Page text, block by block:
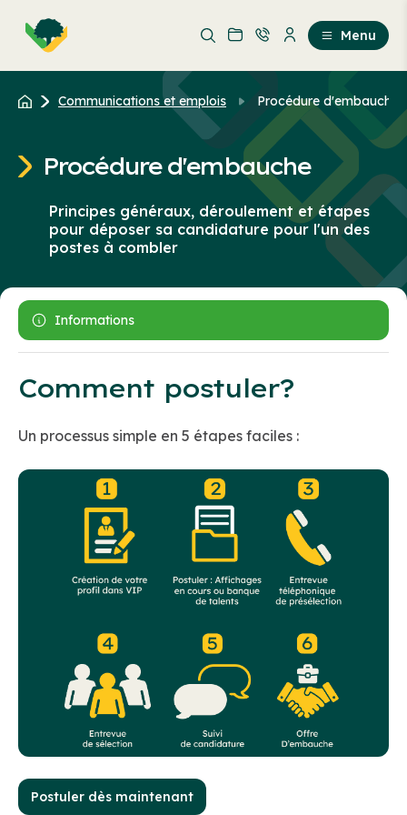
contenu
au
contenu
Menu
Communications et emplois Procédure d'embauche
Procédure d'embauche
Principes généraux, déroulement et étapes
pour déposer sa candidature pour l'un des
postes à combler
Informations
Comment postuler?
Un processus simple en 5 étapes faciles :
Postuler dès maintenant